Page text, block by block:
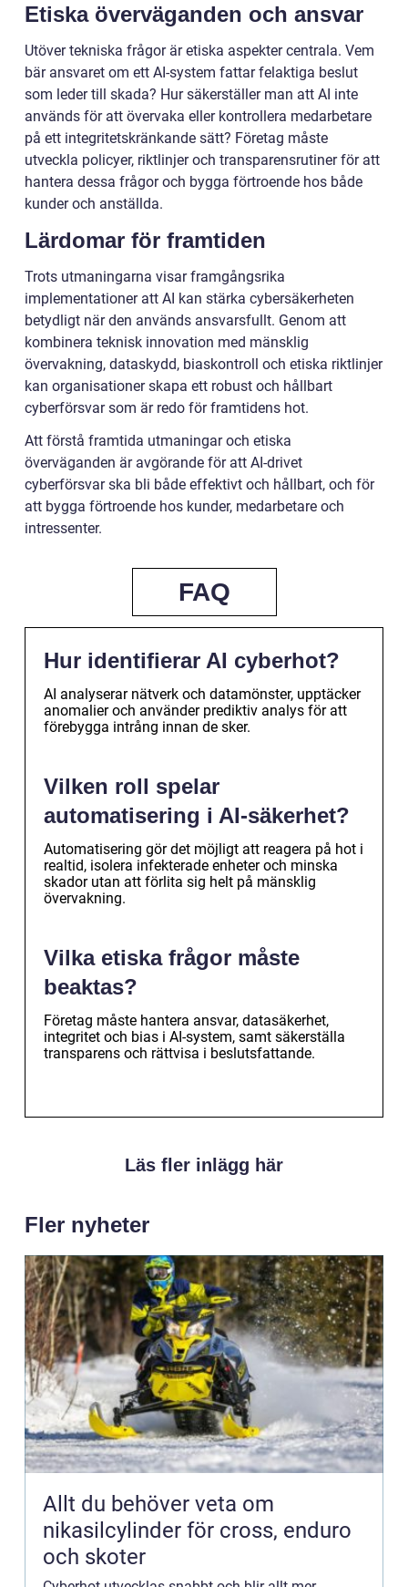
Etiska överväganden och ansvar
Utöver tekniska frågor är etiska aspekter centrala. Vem
bär ansvaret om ett AI-system fattar felaktiga beslut
som leder till skada? Hur säkerställer man att AI inte
används för att övervaka eller kontrollera medarbetare
på ett integritetskränkande sätt? Företag måste
utveckla policyer, riktlinjer och transparensrutiner för att
hantera dessa frågor och bygga förtroende hos både
kunder och anställda.
Lärdomar för framtiden
Trots utmaningarna visar framgångsrika
implementationer att AI kan stärka cybersäkerheten
betydligt när den används ansvarsfullt. Genom att
kombinera teknisk innovation med mänsklig
övervakning, dataskydd, biaskontroll och etiska riktlinjer
kan organisationer skapa ett robust och hållbart
cyberförsvar som är redo för framtidens hot.
Att förstå framtida utmaningar och etiska
överväganden är avgörande för att AI-drivet
cyberförsvar ska bli både effektivt och hållbart, och för
att bygga förtroende hos kunder, medarbetare och
intressenter.
FAQ
Hur identifierar AI cyberhot?
AI analyserar nätverk och datamönster, upptäcker
anomalier och använder prediktiv analys för att
förebygga intrång innan de sker.
Vilken roll spelar
automatisering i AI-säkerhet?
Automatisering gör det möjligt att reagera på hot i
realtid, isolera infekterade enheter och minska
skador utan att förlita sig helt på mänsklig
övervakning.
Vilka etiska frågor måste
beaktas?
Företag måste hantera ansvar, datasäkerhet,
integritet och bias i AI-system, samt säkerställa
transparens och rättvisa i beslutsfattande.
Läs fler inlägg här
Fler nyheter
Allt du behöver veta om
nikasilcylinder för cross, enduro
och skoter